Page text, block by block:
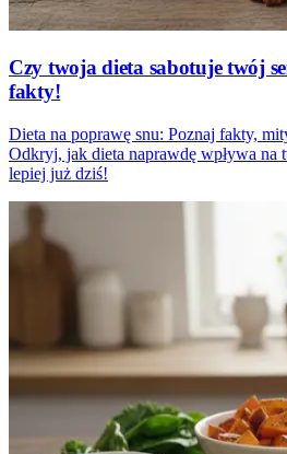
Czy twoja dieta sabotuje twój
fakty!
Dieta na poprawę snu: Poznaj fakty,
Odkryj, jak dieta naprawdę wpływa na
lepiej już dziś!